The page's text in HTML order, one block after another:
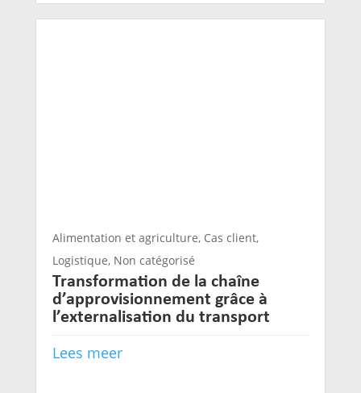
Alimentation et agriculture, Cas client,
Logistique, Non catégorisé
Transformation de la chaîne
d’approvisionnement grâce à
l’externalisation du transport
Lees meer